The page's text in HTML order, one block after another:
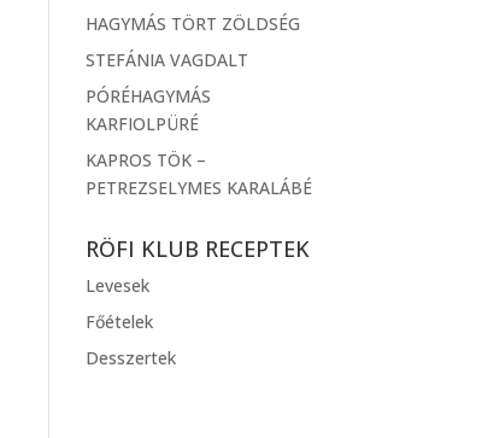
HAGYMÁS TÖRT ZÖLDSÉG
STEFÁNIA VAGDALT
PÓRÉHAGYMÁS
KARFIOLPÜRÉ
KAPROS TÖK –
PETREZSELYMES KARALÁBÉ
RÖFI KLUB RECEPTEK
Levesek
Főételek
Desszertek